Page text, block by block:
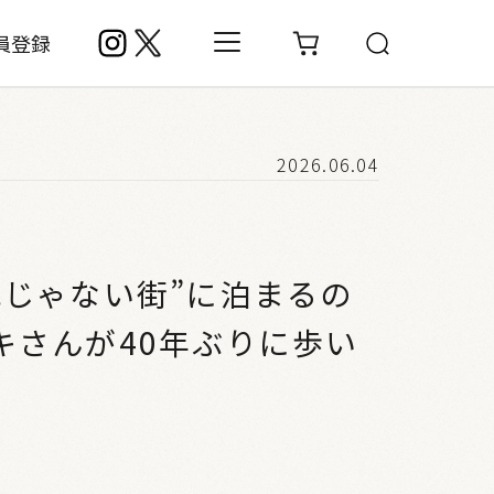
登録
2026.06.04
ゃない街”に泊まるの
さんが40年ぶりに歩い